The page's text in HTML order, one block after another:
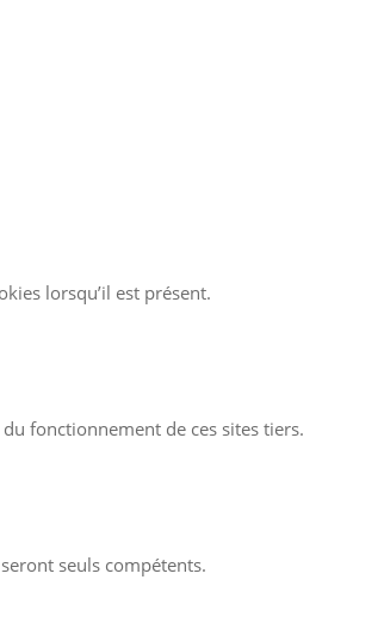
lorsqu’il est présent.
fonctionnement de ces sites tiers.
seuls compétents.